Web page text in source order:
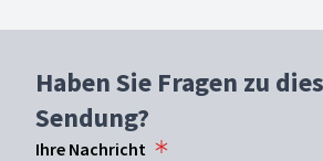
Haben Sie Fragen zu
Sendung?
Ihre Nachricht